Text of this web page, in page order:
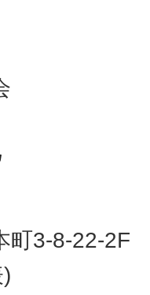
町3-8-22-2F